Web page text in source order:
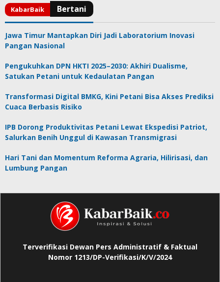
Jawa Timur Mantapkan Diri Jadi Laboratorium Inovasi
Pangan Nasional
Pengukuhkan DPN HKTI 2025–2030: Akhiri Dualisme,
Satukan Petani untuk Kedaulatan Pangan
Transformasi Digital BMKG, Kini Petani Bisa Akses Prediksi
Cuaca Berbasis Risiko
IPB Dorong Produktivitas Petani Lewat Ekspedisi Patriot,
Salurkan Benih Unggul di Kawasan Transmigrasi
Hari Tani dan Momentum Reforma Agraria, Hilirisasi, dan
Lumbung Pangan
Terverifikasi Dewan Pers Administratif & Faktual
Nomor 1213/DP-Verifikasi/K/V/2024